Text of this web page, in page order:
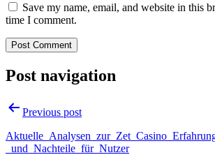
Save my name, email, and website in this
time I comment.
Post navigation
Previous post
_und_Nachteile_für_Nutzer